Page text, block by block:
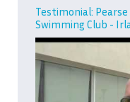
Testimonial: Pearse
Swimming Club -